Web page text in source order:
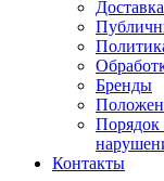
Бренды
Порядок
Контакты